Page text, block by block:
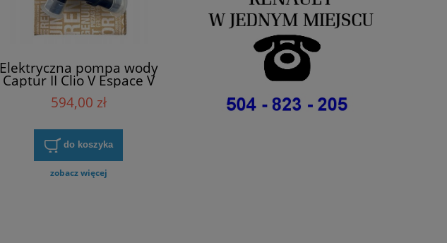
Elektryczna pompa wody
Captur II Clio V Espace V
Koleos II Master III Megane
IV Scenic IV Talisman Trafic
925164GA0A
594,00 zł
do koszyka
zobacz więcej